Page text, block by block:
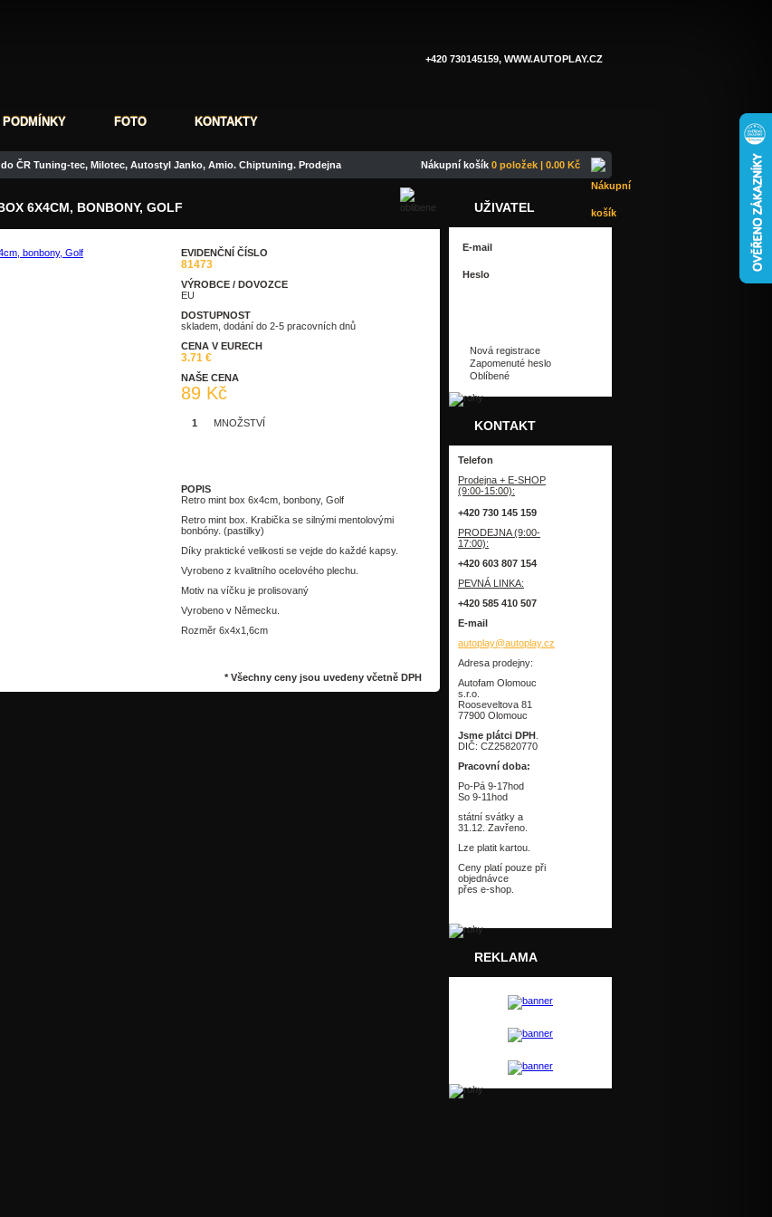
6X4CM, BONBONY, GOLF
EVIDENČNÍ ČÍSLO
81473
VÝROBCE / DOVOZCE
EU
DOSTUPNOST
skladem, dodání do 2-5 pracovních dnů
CENA V EURECH
3.71 €
NAŠE CENA
89 Kč
MNOŽSTVÍ
POPIS
Retro mint box 6x4cm, bonbony, Golf
Retro mint box. Krabička se silnými mentolovými
bonbóny. (pastilky)
Díky praktické velikosti se vejde do každé kapsy.
Vyrobeno z kvalitního ocelového plechu.
Motiv na víčku je prolisovaný
Vyrobeno v Německu.
Rozměr 6x4x1,6cm
* Všechny ceny jsou uvedeny včetně DPH
UŽIVATEL
Nová registrace
Zapomenuté heslo
Oblíbené
KONTAKT
Telefon
Prodejna + E-SHOP
(9:00-15:00):
+420 730 145 159
PRODEJNA (9:00-
17:00):
+420 603 807 154
PEVNÁ LINKA:
+420 585 410 507
E-mail
autoplay@autoplay.cz
Adresa prodejny:
Autofam Olomouc
s.r.o.
Rooseveltova 81
77900 Olomouc
Jsme plátci DPH
DIČ: CZ25820770
Pracovní doba:
Po-Pá 9-17hod
So 9-11hod
státní svátky a
31.12. Zavřeno.
Lze platit kartou.
Ceny platí pouze při
objednávce
přes e-shop.
REKLAMA
FOTO KONTAKTY
ČR Tuning-tec, Milotec, Autostyl Janko, Amio. Chiptuning. Prodejna Nákupní košík 0 položek | 0.00 Kč
+420 730145159, WWW.AUTOPLAY.CZ